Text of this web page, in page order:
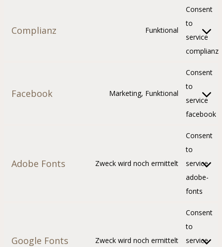
Complianz Funktional
Consent
to
service
complianz
Facebook Marketing, Funktional
Consent
to
service
facebook
Adobe Fonts Zweck wird noch ermittelt
Consent
to
service
adobe-
fonts
Google Fonts Zweck wird noch ermittelt
Consent
to
service